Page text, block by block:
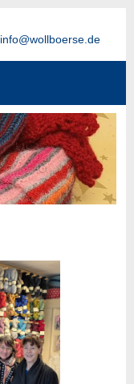
info@wollboerse.de